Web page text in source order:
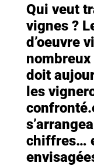
Qui veut
vignes ?
d’oeuvre
doit
les
chiffres…